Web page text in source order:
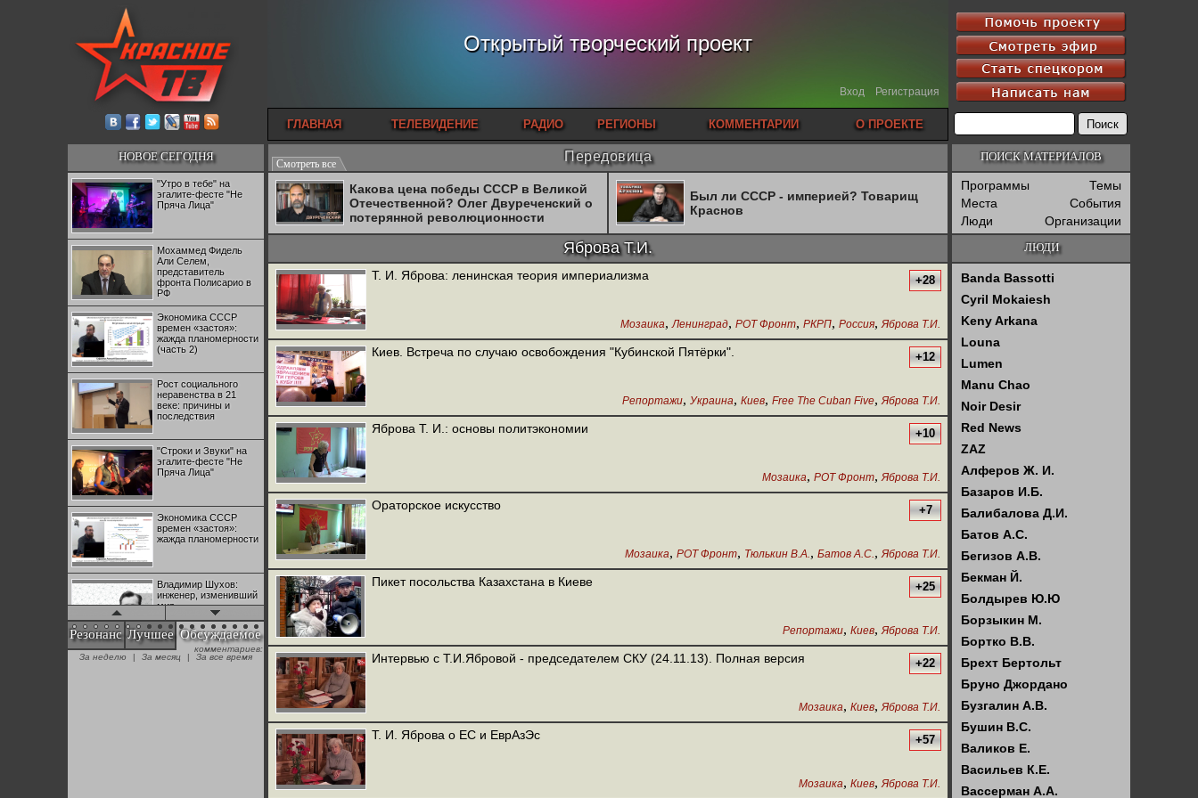
Открытый творческий проект
Вход Регистрация
ГЛАВНАЯ ТЕЛЕВИДЕНИЕ РАДИО РЕГИОНЫ КОММЕНТАРИИ О ПРОЕКТЕ
НОВОЕ СЕГОДНЯ
"Утро в тебе" на
эгалите-фесте "Не
Пряча Лица"
Мохаммед Фидель
Али Селем,
представитель
фронта Полисарио в
РФ
Экономика СССР
времен «застоя»:
жажда планомерности
(часть 2)
Рост социального
неравенства в 21
веке: причины и
последствия
"Строки и Звуки" на
эгалите-фесте "Не
Пряча Лица"
Экономика СССР
времен «застоя»:
жажда планомерности
Владимир Шухов:
инженер, изменивший
мир
"Аркадий Коц" на
эгалите-фесте "Не
Резонанс Лучшее Обсуждаемое
комментариев:
За неделю
| За месяц | За все время
Передовица
Смотреть все
Какова цена победы СССР в Великой
Отечественной? Олег Двуреченский о
потерянной революционности
Был ли СССР - империей? Товарищ
Краснов
Яброва Т.И.
Т. И. Яброва: ленинская теория империализма +28
Мозаика, Ленинград, РОТ Фронт, РКРП, Россия, Яброва Т.И.
Киев. Встреча по случаю освобождения "Кубинской Пятёрки". +12
Репортажи, Украина, Киев, Free The Cuban Five, Яброва Т.И.
Яброва Т. И.: основы политэкономии +10
Мозаика, РОТ Фронт, Яброва Т.И.
Ораторское искусство +7
Мозаика, РОТ Фронт, Тюлькин В.А., Батов А.С., Яброва Т.И.
Пикет посольства Казахстана в Киеве +25
Репортажи, Киев, Яброва Т.И.
Интервью с Т.И.Ябровой - председателем СКУ (24.11.13). Полная версия +22
Мозаика, Киев, Яброва Т.И.
Т. И. Яброва о ЕС и ЕврАзЭс +57
Мозаика, Киев, Яброва Т.И.
ПОИСК МАТЕРИАЛОВ
Программы
Темы
Места
События
Люди
Организации
ЛЮДИ
Banda Bassotti
Cyril Mokaiesh
Keny Arkana
Louna
Lumen
Manu Chao
Noir Desir
Red News
ZAZ
Алферов Ж. И.
Базаров И.Б.
Балибалова Д.И.
Батов А.С.
Бегизов А.В.
Бекман Й.
Болдырев Ю.Ю
Борзыкин М.
Бортко В.В.
Брехт Бертольт
Бруно Джордано
Бузгалин А.В.
Бушин В.С.
Валиков Е.
Васильев К.Е.
Вассерман А.А.